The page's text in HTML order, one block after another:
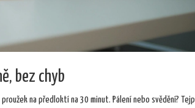
bez chyb
na předloktí na 30 minut. Pálení nebo svědění? Tejp